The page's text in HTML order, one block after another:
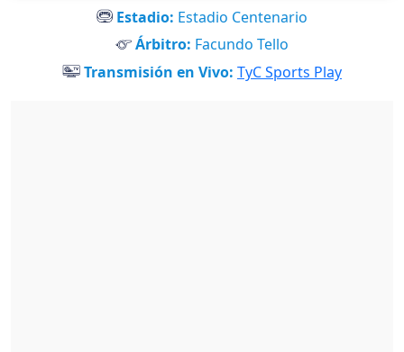
Estadio: Estadio Centenario
Árbitro: Facundo Tello
Transmisión en Vivo: TyC Sports Play